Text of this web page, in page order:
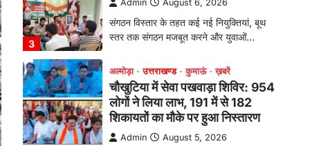
4
लोगों ने किया प्रतिभाग जिलाधिकारी अंशुल सिंह…
अल्मोड़ा उत्तराखण्ड कुमाऊं ख़बरें धार्मिक
चतुर्थ दिवस धूमधाम से मनाया गया
श्रीकृष्ण जन्मोत्सव, राज्य मंत्री कैलाश
पंत ने किया कथा श्रवण
Admin August 6, 2026
रानीखेत। मानिला देवी मंदिर, कमराड़/विनायक क्षेत्र